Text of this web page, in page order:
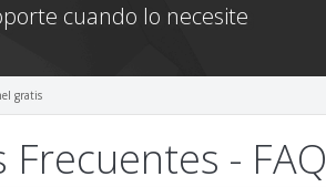
cuando lo necesite
gratis
Frecuentes - FAQ